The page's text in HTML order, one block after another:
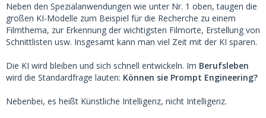
Neben den Spezialanwendungen wie unter Nr. 1 oben, taugen die
großen KI-Modelle zum Beispiel für die Recherche zu einem
Filmthema, zur Erkennung der wichtigsten Filmorte, Erstellung von
Schnittlisten usw. Insgesamt kann man viel Zeit mit der KI sparen.
Die KI wird bleiben und sich schnell entwickeln. Im Berufsleben
wird die Standardfrage lauten: Können sie Prompt Engineering?
Nebenbei, es heißt Künstliche Intelligenz, nicht Intelligenz.